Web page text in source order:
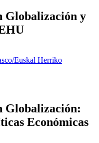
Globalización y
Euskal Herriko
Globalización:
Económicas